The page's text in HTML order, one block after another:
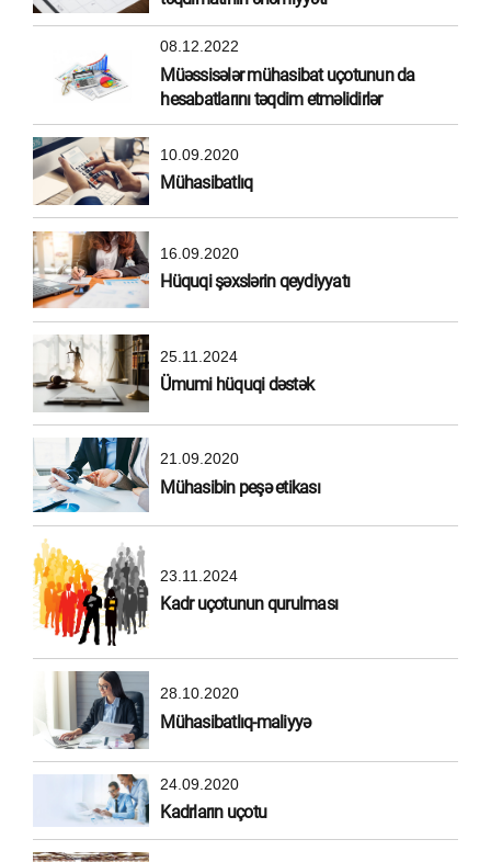
08.12.2022
Müəssisələr mühasibat uçotunun da
hesabatlarını təqdim etməlidirlər
10.09.2020
Mühasibatlıq
16.09.2020
Hüquqi şəxslərin qeydiyyatı
25.11.2024
Ümumi hüquqi dəstək
21.09.2020
Mühasibin peşə etikası
23.11.2024
Kadr uçotunun qurulması
28.10.2020
Mühasibatlıq-maliyyə
24.09.2020
Kadrların uçotu